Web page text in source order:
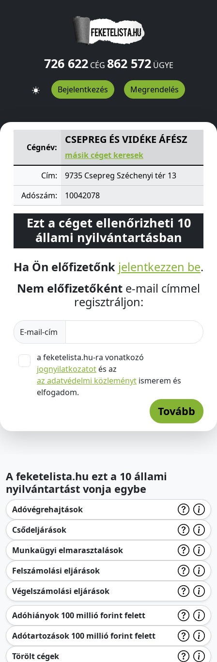
726 622CÉG 862 572ÜGYE
Bejelentkezés Megrendelés
CSEPREG ÉS VIDÉKE ÁFÉSZ Széchenyi tér 13 Csepreg
Cégnév:
CSEPREG ÉS VIDÉKE ÁFÉSZ
másik céget keresek
Cím:
9735 Csepreg Széchenyi tér 13
Adószám:
10042078
Ezt a céget ellenőrizheti 10
állami nyilvántartásban
Ha Ön előfizetőnk jelentkezzen be.
Nem előfizetőként e-mail címmel
regisztráljon:
E-mail-cím
a feketelista.hu-ra vonatkozó
jognyilatkozatot és az
az adatvédelmi közleményt ismerem és
elfogadom.
Tovább
A feketelista.hu ezt a 10 állami
nyilvántartást vonja egybe
Adóvégrehajtások
Csődeljárások
Munkaügyi elmarasztalások
Felszámolási eljárások
Végelszámolási eljárások
Adóhiányok 100 millió forint felett
Adótartozások 100 millió forint felett
Törölt cégek